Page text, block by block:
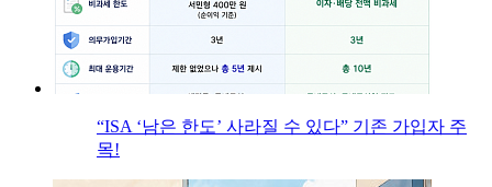
“ISA ‘남은 한도’ 사라질 수 있다” 기존 가입자 주
목!